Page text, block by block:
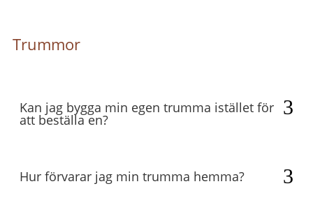
Trummor
Kan jag bygga min egen trumma istället för
att beställa en?
Hur förvarar jag min trumma hemma?